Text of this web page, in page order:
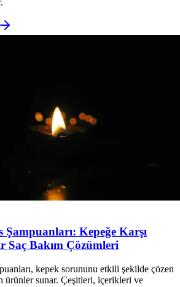
Kepeğe Karşı
Saç Bakım Çözümleri
kepek sorununu etkili şekilde çözen
ürünler sunar. Çeşitleri, içerikleri ve